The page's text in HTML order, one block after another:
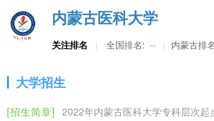
学基地。
内蒙古医科大学办学实力
学校自1956年开始招收本科生，1978年开始
权资格，2003年获准成为临床医学硕士专业学
医药大学、首都医科大学、天津中医药大学联
单元。12月25日1
根据《关于进一步做好我区2022年硕士研究
文件要求，我校2022年全国硕士研究生招生
内蒙古医科大学
关注排名 全国排名: -- 内蒙古排
大学招生
[招生简章] 2022年内蒙古医科大学专科层次